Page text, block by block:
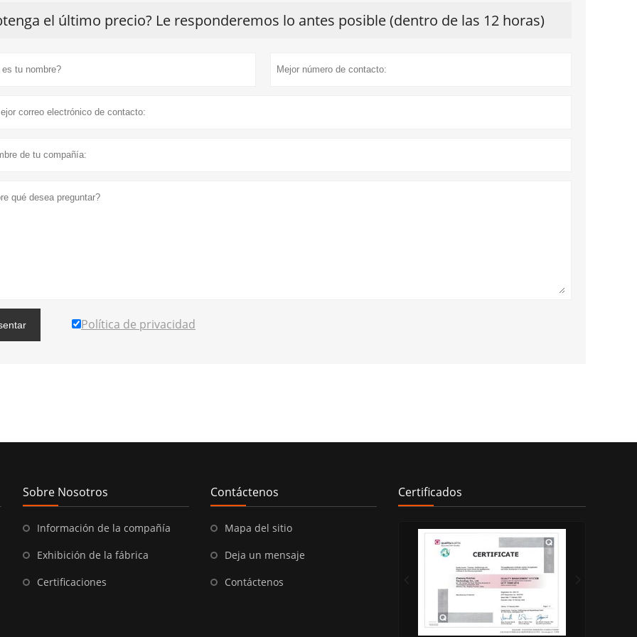
el último precio? Le responderemos lo antes posible (dentro de las 12 horas)
Política de privacidad
Sobre Nosotros
Información de la compañía
Exhibición de la fábrica
Certificaciones
Contáctenos
Mapa del sitio
Deja un mensaje
Contáctenos
Certificados